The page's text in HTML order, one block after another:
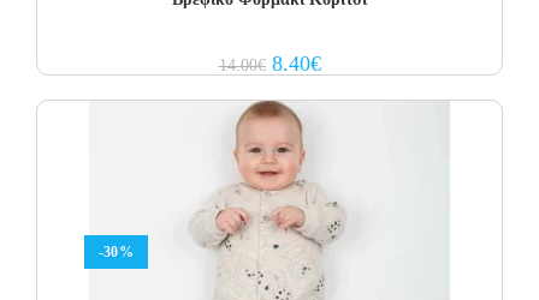
14.00€ Original
price
14.00€.
8.40€Current
price
-30%